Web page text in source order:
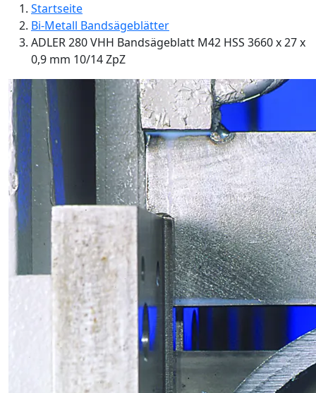
Startseite
Bi-Metall Bandsägeblätter
ADLER 280 VHH Bandsägeblatt M42 HSS 3660 x 27 x
0,9 mm 10/14 ZpZ